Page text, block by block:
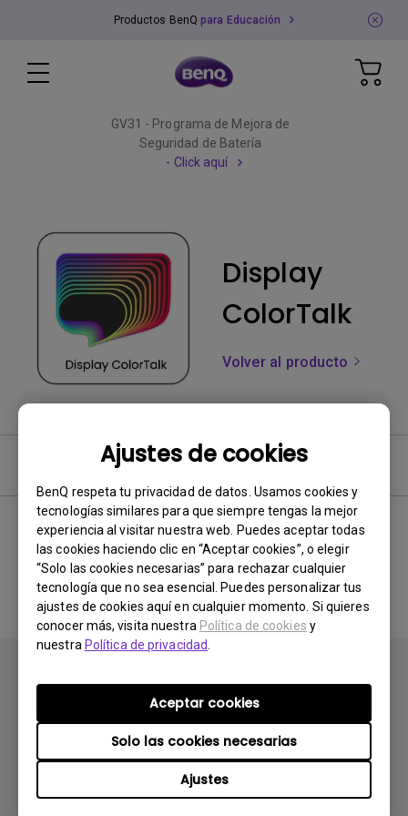
Ajustes de cookies
BenQ respeta tu privacidad de datos. Usamos cookies y
tecnologías similares para que siempre tengas la mejor
experiencia al visitar nuestra web. Puedes aceptar todas
las cookies haciendo clic en “Aceptar cookies”, o elegir
“Solo las cookies necesarias” para rechazar cualquier
tecnología que no sea esencial. Puedes personalizar tus
ajustes de cookies aquí en cualquier momento. Si quieres
conocer más, visita nuestra Política de cookies y
nuestra Política de privacidad
Ajustes
Solo las cookies necesarias
Aceptar cookies
Productos BenQ para Educación
GV31 - Programa de Mejora de
Seguridad de Batería
- Click aquí
Display
ColorTalk
Volver al producto
Manual del Usuario
Sin manual relacionado
Productos
Soluciones